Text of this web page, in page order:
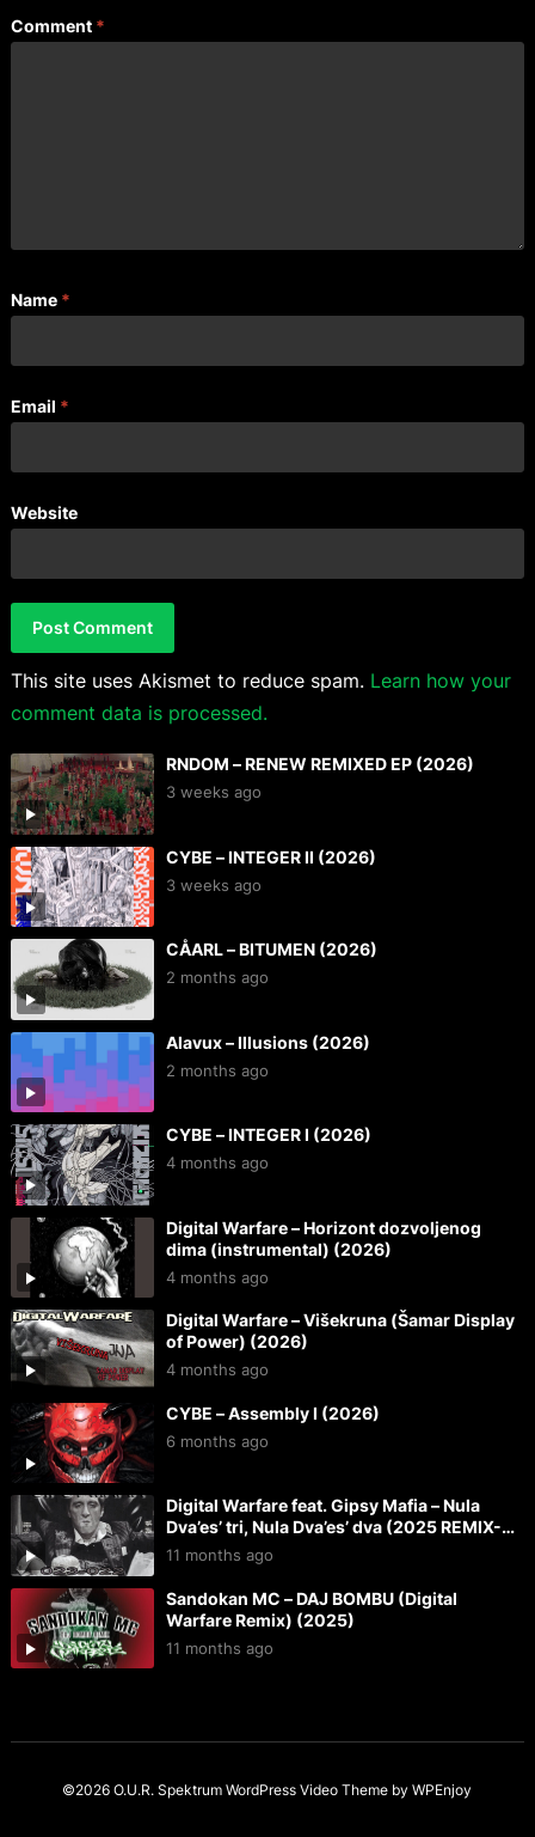
Comment *
Name *
Email *
Website
This site uses Akismet to reduce spam. Learn how your
comment data is processed.
RNDOM – RENEW REMIXED EP (2026)
3 weeks ago
CYBE – INTEGER II (2026)
3 weeks ago
CÅARL – BITUMEN (2026)
2 months ago
Alavux – Illusions (2026)
2 months ago
CYBE – INTEGER I (2026)
4 months ago
Digital Warfare – Horizont dozvoljenog
dima (instrumental) (2026)
4 months ago
Digital Warfare – Višekruna (Šamar Display
of Power) (2026)
4 months ago
CYBE – Assembly I (2026)
6 months ago
Digital Warfare feat. Gipsy Mafia – Nula
Dva’es’ tri, Nula Dva’es’ dva (2025 REMIX-
REMASTER) (2025)
11 months ago
Sandokan MC – DAJ BOMBU (Digital
Warfare Remix) (2025)
11 months ago
©2026 O.U.R. SpektrumWordPress Video Theme byWPEnjoy